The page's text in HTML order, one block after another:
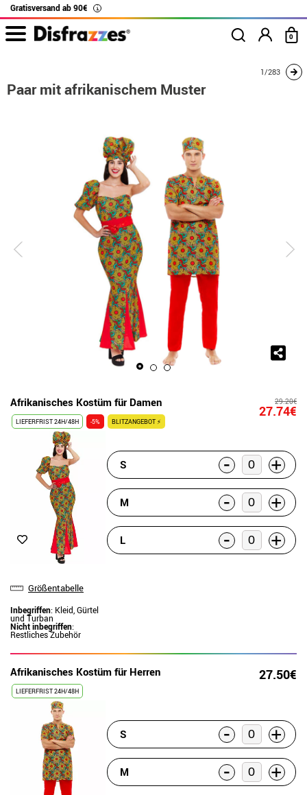
Gratisversand ab 90€ i
0
Paar mit afrikanischem Muster
1/283
Paar mit afrikanischem Muster
Afrikanisches Kostüm für Damen 29.20€
27.74€
LIEFERFRIST 24H/48H -5% BLITZANGEBOT ⚡
Größentabelle
Inbegriffen: Kleid, Gürtel
und Turban
Nicht inbegriffen:
Restliches Zubehör
S - +
M - +
L - +
Afrikanisches Kostüm für Herren 27.50€
LIEFERFRIST 24H/48H
S - +
M - +